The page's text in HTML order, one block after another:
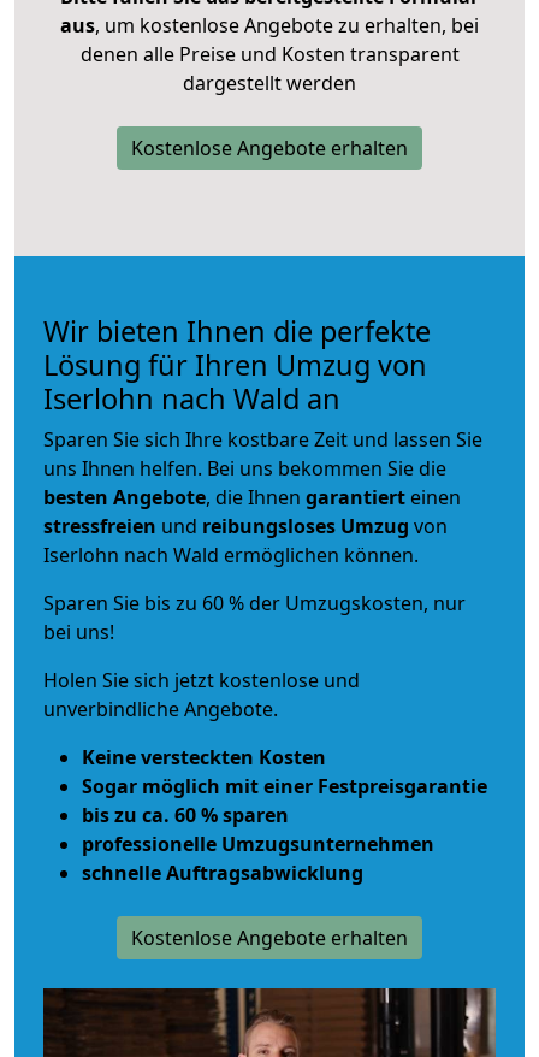
aus, um kostenlose Angebote zu erhalten, bei
denen alle Preise und Kosten transparent
dargestellt werden
Kostenlose Angebote erhalten
Wir bieten Ihnen die perfekte
Lösung für Ihren Umzug von
Iserlohn nach Wald an
Sparen Sie sich Ihre kostbare Zeit und lassen Sie
uns Ihnen helfen. Bei uns bekommen Sie die
besten Angebote, die Ihnen garantiert einen
stressfreien und reibungsloses Umzug von
Iserlohn nach Wald ermöglichen können.
Sparen Sie bis zu 60 % der Umzugskosten, nur
bei uns!
Holen Sie sich jetzt kostenlose und
unverbindliche Angebote.
Keine versteckten Kosten
Sogar möglich mit einer Festpreisgarantie
bis zu ca. 60 % sparen
professionelle Umzugsunternehmen
schnelle Auftragsabwicklung
Kostenlose Angebote erhalten